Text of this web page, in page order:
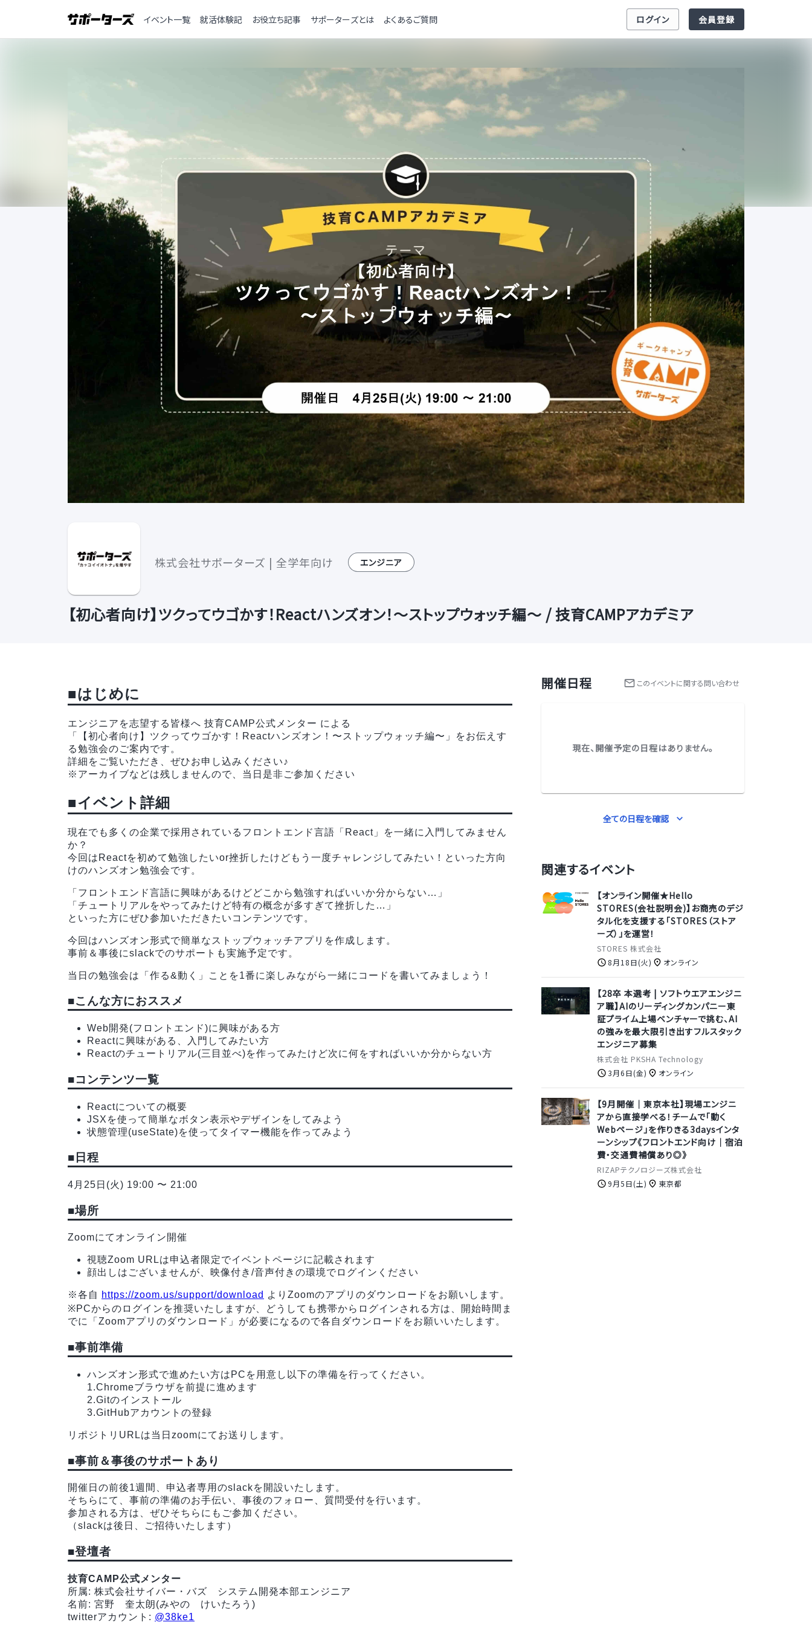
イベント一覧 就活体験記 お役立ち記事 サポーターズとは よくあるご質問 ログイン 会員登録
株式会社サポーターズ | 全学年向け エンジニア
【初心者向け】ツクってウゴかす！Reactハンズオン！〜ストップウォッチ編〜 / 技育CAMPアカデミア
■はじめに
エンジニアを志望する皆様へ 技育CAMP公式メンター による
「【初心者向け】ツクってウゴかす！Reactハンズオン！〜ストップウォッチ編〜」をお伝えす
る勉強会のご案内です。
詳細をご覧いただき、ぜひお申し込みください♪
※アーカイブなどは残しませんので、当日是非ご参加ください
■イベント詳細
現在でも多くの企業で採用されているフロントエンド言語「React」を一緒に入門してみません
か？
今回はReactを初めて勉強したいor挫折したけどもう一度チャレンジしてみたい！といった方向
けのハンズオン勉強会です。
「フロントエンド言語に興味があるけどどこから勉強すればいいか分からない…」
「チュートリアルをやってみたけど特有の概念が多すぎて挫折した…」
といった方にぜひ参加いただきたいコンテンツです。
今回はハンズオン形式で簡単なストップウォッチアプリを作成します。
事前＆事後にslackでのサポートも実施予定です。
当日の勉強会は「作る&動く」ことを1番に楽しみながら一緒にコードを書いてみましょう！
■こんな方におススメ
Web開発(フロントエンド)に興味がある方
Reactに興味がある、入門してみたい方
Reactのチュートリアル(三目並べ)を作ってみたけど次に何をすればいいか分からない方
■コンテンツ一覧
Reactについての概要
JSXを使って簡単なボタン表示やデザインをしてみよう
状態管理(useState)を使ってタイマー機能を作ってみよう
■日程
4月25日(火) 19:00 〜 21:00
■場所
Zoomにてオンライン開催
視聴Zoom URLは申込者限定でイベントページに記載されます
顔出しはございませんが、映像付き/音声付きの環境でログインください
※各自 https://zoom.us/support/download よりZoomのアプリのダウンロードをお願いします。
※PCからのログインを推奨いたしますが、どうしても携帯からログインされる方は、開始時間ま
でに「Zoomアプリのダウンロード」が必要になるので各自ダウンロードをお願いいたします。
■事前準備
ハンズオン形式で進めたい方はPCを用意し以下の準備を行ってください。
1.Chromeブラウザを前提に進めます
2.Gitのインストール
3.GitHubアカウントの登録
リポジトリURLは当日zoomにてお送りします。
■事前＆事後のサポートあり
開催日の前後1週間、申込者専用のslackを開設いたします。
そちらにて、事前の準備のお手伝い、事後のフォロー、質問受付を行います。
参加される方は、ぜひそちらにもご参加ください。
（slackは後日、ご招待いたします）
■登壇者
技育CAMP公式メンター
所属: 株式会社サイバー・バズ システム開発本部エンジニア
名前: 宮野 奎太朗(みやの けいたろう)
twitterアカウント: @38ke1
開催日程 このイベントに関する問い合わせ
現在、開催予定の日程はありません。
全ての日程を確認
関連するイベント
【オンライン開催★Hello
STORES(会社説明会)】お商売のデジ
タル化を支援する「STORES（ストア
ーズ）」を運営！
STORES 株式会社
8月18日(火)
オンライン
【28卒 本選考 | ソフトウエアエンジニ
ア職】AIのリーディングカンパニー東
証プライム上場ベンチャーで挑む、AI
の強みを最大限引き出すフルスタック
エンジニア募集
株式会社 PKSHA Technology
3月6日(金)
オンライン
【9月開催｜東京本社】現場エンジニ
アから直接学べる！チームで「動く
Webページ」を作りきる3daysインタ
ーンシップ《フロントエンド向け｜宿泊
費・交通費補償あり◎》
RIZAPテクノロジーズ株式会社
9月5日(土)
東京都